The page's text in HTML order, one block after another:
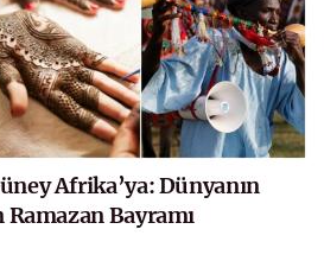
Afrika’ya: Dünyanın
Bayramı